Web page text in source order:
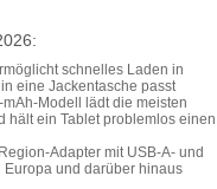
schnelles Laden in
eine Jackentasche passt
Modell lädt die meisten
hält ein Tablet problemlos einen
Adapter mit USB-A- und
Europa und darüber hinaus